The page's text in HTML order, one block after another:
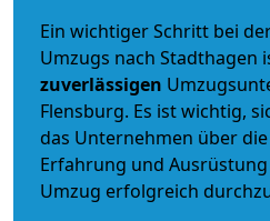
Ein wichtiger Schritt bei
Umzugs nach Stadthagen
zuverlässigen
Flensburg. Es ist wichtig,
das Unternehmen über
Erfahrung und
Umzug erfolgreich